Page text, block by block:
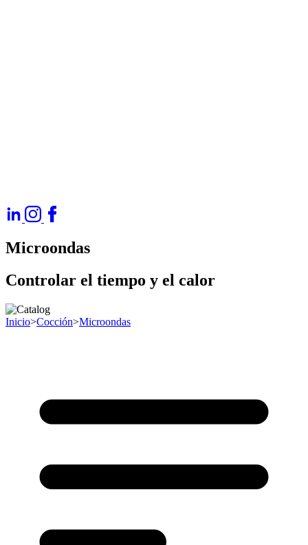
Microondas
Controlar el tiempo y el calor
Inicio>Cocción>Microondas